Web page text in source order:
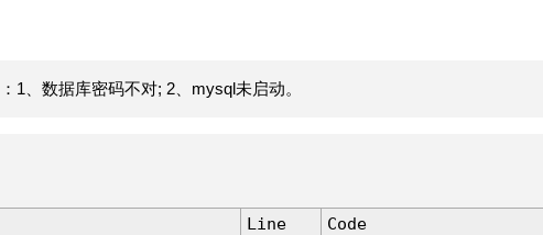
1、数据库密码不对; 2、mysql未启动。
Line
Code